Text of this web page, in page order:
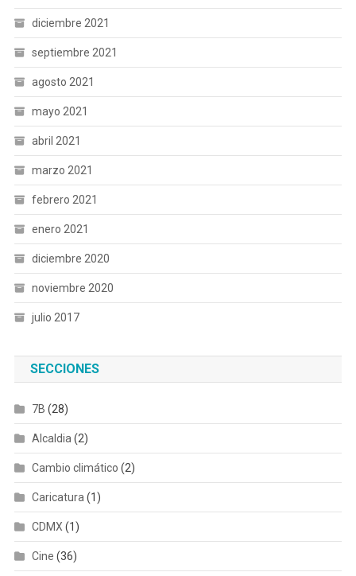
diciembre 2021
septiembre 2021
agosto 2021
mayo 2021
abril 2021
marzo 2021
febrero 2021
enero 2021
diciembre 2020
noviembre 2020
julio 2017
SECCIONES
7B (28)
Alcaldia(2)
Cambio climático (2)
Caricatura(1)
CDMX (1)
Cine (36)